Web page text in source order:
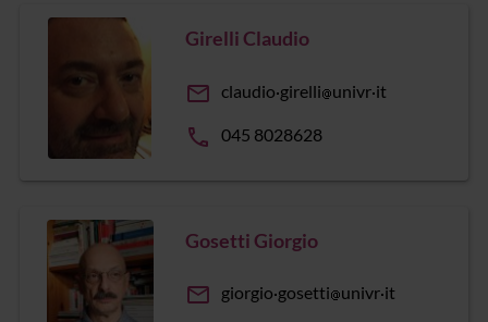
Girelli Claudio
email claudio girelli univr it
phone 045 8028628
Gosetti Giorgio
email giorgio gosetti univr it